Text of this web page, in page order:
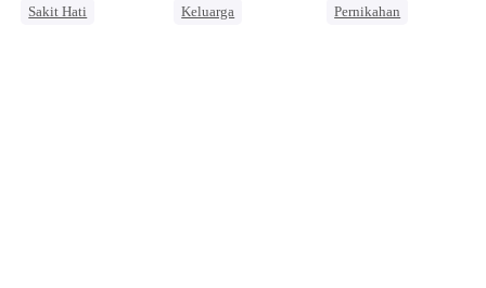
Sakit Hati
Keluarga
Pernikahan